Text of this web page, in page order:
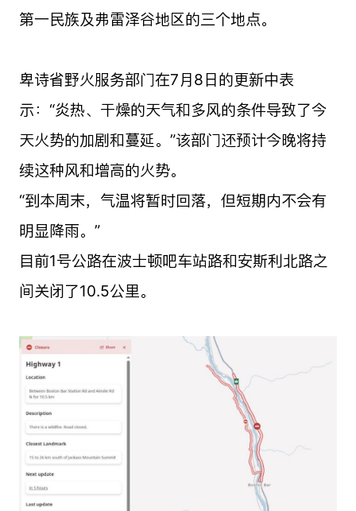
第一民族及弗雷泽谷地区的三个地点。
卑诗省野火服务部门在7月8日的更新中表
示：“炎热、干燥的天气和多风的条件导致了今
天火势的加剧和蔓延。”该部门还预计今晚将持
续这种风和增高的火势。
“到本周末，气温将暂时回落，但短期内不会有
明显降雨。”
目前1号公路在波士顿吧车站路和安斯利北路之
间关闭了10.5公里。